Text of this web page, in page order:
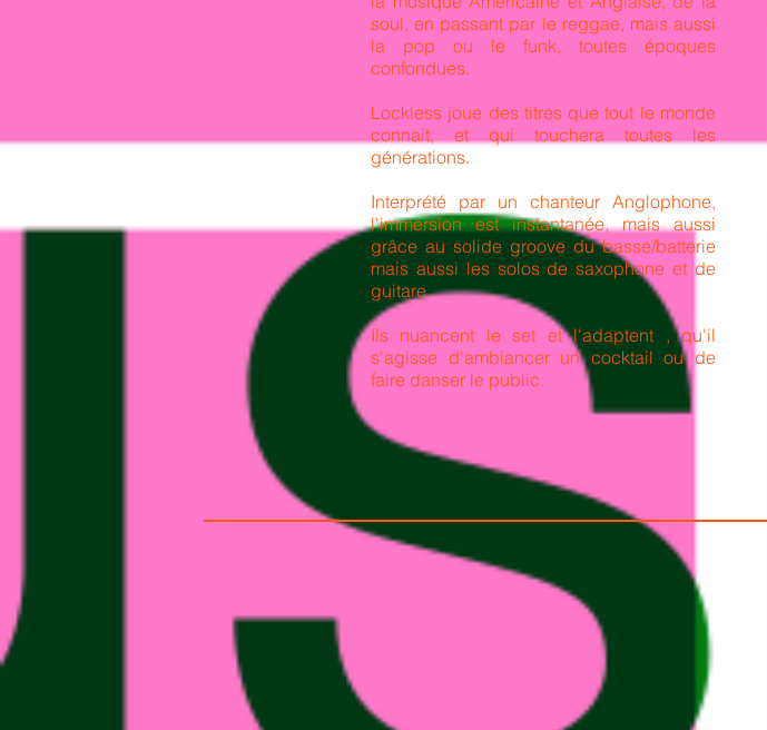
soul, en passant par le reggae, mais aussi
la pop ou le funk, toutes époques
confondues.
Lockless joue des titres que tout le monde
connait, et qui touchera toutes les
générations.
Interprété par un chanteur Anglophone,
l'immersion est instantanée, mais aussi
grâce au solide groove du basse/batterie
mais aussi les solos de saxophone et de
guitare.
Ils nuancent le set et l'adaptent , qu'il
s'agisse d'ambiancer un cocktail ou de
faire danser le public.